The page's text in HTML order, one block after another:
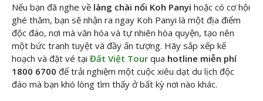
Nếu bạn đã nghe về làng chài nổi Koh Panyi hoặc có cơ hội
ghé thăm, bạn sẽ nhận ra ngay Koh Panyi là một địa điểm
độc đáo, nơi mà văn hóa và tự nhiên hòa quyện, tạo nên
một bức tranh tuyệt và đầy ấn tượng. Hãy sắp xếp kế
hoạch và đặt vé tại Đất Việt Tour qua hotline miễn phí
1800 6700 để trải nghiệm một cuộc xiêu dạt du lịch độc
đáo mà bạn khó lòng tìm thấy ở bất kỳ nơi nào khác.